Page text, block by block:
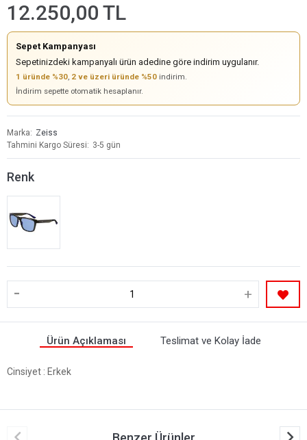
12.250,00 TL
Sepet Kampanyası
Sepetinizdeki kampanyalı ürün adedine göre indirim uygulanır.
1 üründe %30, 2 ve üzeri üründe %50 indirim.
İndirim sepette otomatik hesaplanır.
Marka
Zeiss
Tahmini Kargo Süresi
3-5 gün
Renk
- +
Ürün Açıklaması Teslimat ve Kolay İade
Cinsiyet : Erkek